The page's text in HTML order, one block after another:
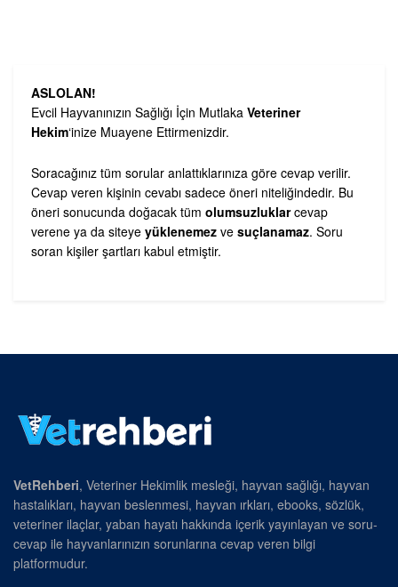
ASLOLAN!
Evcil Hayvanınızın Sağlığı İçin Mutlaka Veteriner
Hekim‘inize Muayene Ettirmenizdir.
Soracağınız tüm sorular anlattıklarınıza göre cevap verilir.
Cevap veren kişinin cevabı sadece öneri niteliğindedir. Bu
öneri sonucunda doğacak tüm olumsuzluklarcevap
verene ya da siteye yüklenemez ve suçlanamaz. Soru
soran kişiler şartları kabul etmiştir.
VetRehberi, Veteriner Hekimlik mesleği, hayvan sağlığı, hayvan
hastalıkları, hayvan beslenmesi, hayvan ırkları, ebooks, sözlük,
veteriner ilaçlar, yaban hayatı hakkında içerik yayınlayan ve soru-
cevap ile hayvanlarınızın sorunlarına cevap veren bilgi
platformudur.